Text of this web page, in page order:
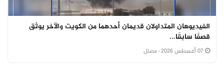
الفيديوهان المتداولان قديمان أحدهما من الكويت والآخر يوثق
قصفًا سابقًا...
· مضلل